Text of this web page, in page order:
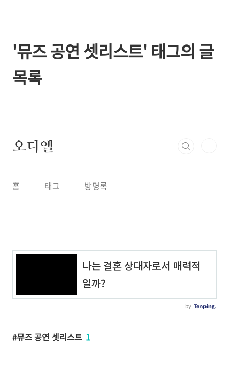
'뮤즈 공연 셋리스트' 태그의 글
목록
오디엘
홈 태그 방명록
뮤즈 공연 셋리스트 1